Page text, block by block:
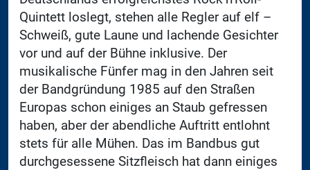
Quintett loslegt, stehen alle Regler auf elf –
Schweiß, gute Laune und lachende Gesichter
vor und auf der Bühne inklusive. Der
musikalische Fünfer mag in den Jahren seit
der Bandgründung 1985 auf den Straßen
Europas schon einiges an Staub gefressen
haben, aber der abendliche Auftritt entlohnt
stets für alle Mühen. Das im Bandbus gut
durchgesessene Sitzfleisch hat dann einiges